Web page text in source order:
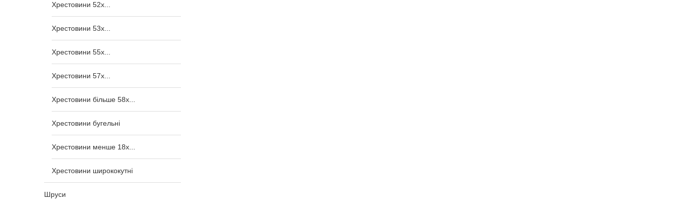
Хрестовини 52x...
Хрестовини 53x...
Хрестовини 55x...
Хрестовини 57x...
Хрестовини більше 58x...
Хрестовини бугельні
Хрестовини менше 18x...
Хрестовини ширококутні
Шруси